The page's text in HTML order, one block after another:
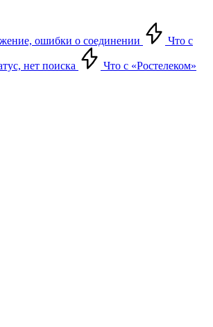
ошибки о соединении Что с
нет поиска
Что с «Ростелеком»